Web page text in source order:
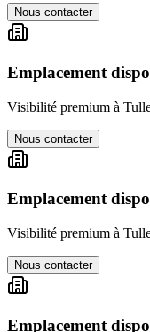
Nous contacter
Emplacement
Visibilité premium à
Nous contacter
Emplacement
Visibilité premium à
Nous contacter
Emplacement